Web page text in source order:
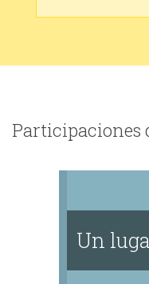
Participaciones
Un